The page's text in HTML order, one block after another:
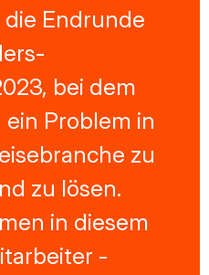
Endrunde
bei dem
Problem in
zu
zu lösen.
in diesem
-